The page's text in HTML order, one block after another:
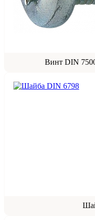
Винт DIN